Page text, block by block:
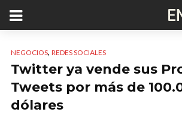
NEGOCIOS, REDES SOCIALES
Twitter ya vende sus
Tweets por más de
dólares